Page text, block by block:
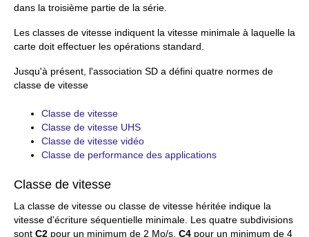
dans la troisième partie de la série.
Les classes de vitesse indiquent la vitesse minimale à laquelle la
carte doit effectuer les opérations standard.
Jusqu'à présent, l'association SD a défini quatre normes de
classe de vitesse
Classe de vitesse
Classe de vitesse UHS
Classe de vitesse vidéo
Classe de performance des applications
Classe de vitesse
La classe de vitesse ou classe de vitesse héritée indique la
vitesse d'écriture séquentielle minimale. Les quatre subdivisions
sont C2 pour un minimum de 2 Mo/s, C4 pour un minimum de 4